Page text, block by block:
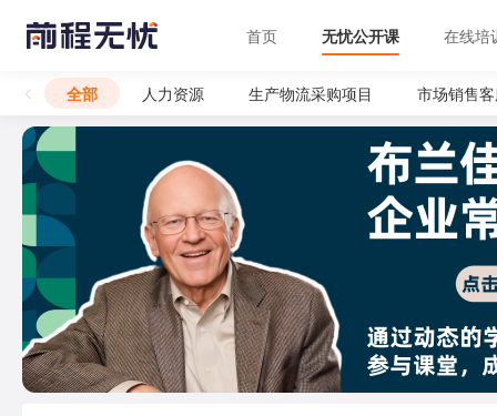
首页 无忧公开课 在线培
全部 人力资源 生产物流采购项目 市场销售